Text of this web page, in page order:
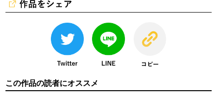
この作品の読者にオススメ